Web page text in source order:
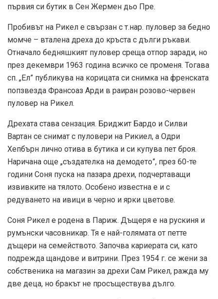
първия си бутик в Сен Жермен дьо Пре.
Пробивът на Рикел е свързан с т.нар. пуловер за бедно
момче – вталена дреха до кръста с дълги ръкави.
Отначало бедняшкият пуловер среща отпор заради, но
през декември 1963 година всичко се променя. Тогава
сп. „Ел” публикува на корицата си снимка на френската
попзвезда Франсоаз Арди в раиран розово-червен
пуловер на Рикел.
Дрехата става сензация. Бриджит Бардо и Силви
Вартан се снимат с пуловери на Рикиел, а Одри
Хепбърн лично отива в бутика и си купува пет броя.
Наричана още „създателка на демодето”, през 60-те
години Соня пуска на пазара дрехи, подчертаващи
извивките на тялото. Особено известна е и с
редуването на ивици в черно и ярки цветове.
Соня Рикел е родена в Париж. Дъщеря е на рускиня и
румънски часовникар. Тя е най-голямата от петте
дъщери на семейството. Започва кариерата си, като
подрежда щандове и витрини. През 1954 г. се жени за
собственика на магазин за дрехи Сам Рикел, ражда му
две деца, но бракът не просъществува дълго.